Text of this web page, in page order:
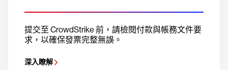
提交至 CrowdStrike 前，請檢閱付款與帳務文件要
求，以確保發票完整無誤。
深入瞭解